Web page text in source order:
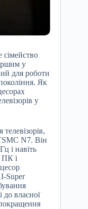
сімейство
у
для роботи
Як
у
N7. Він
і навіть
ПК і
Super
до власної
покращення